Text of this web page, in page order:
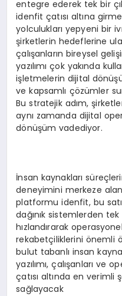
entegre ederek tek bir
idenfit çatısı altına
yolculukları yepyeni bir
şirketlerin hedeflerine
çalışanların bireysel
yazılımı çok yakında
işletmelerin dijital
ve kapsamlı çözümler
Bu stratejik adım,
aynı zamanda dijital
dönüşüm vadediyor.
İnsan kaynakları
deneyimini merkeze
platformu idenfit, bu
dağınık sistemlerden
hızlandırarak
rekabetçiliklerini önemli
bulut tabanlı insan
yazılımı, çalışanları ve
çatısı altında en verimli
sağlayacak